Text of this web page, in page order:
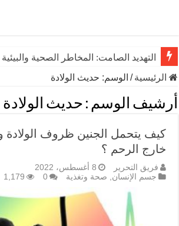
التهديد الصامت: المخاطر الصحية
الرئيسية/ الوسم: حديث الولادة
أرشيف الوسم : حديث الولادة
كيف يتحمل الجنين ظروف الولادة
خارج الرحم ؟
فريق التحرير
8 أغسطس، 2022
جسم الإنسان, صحة وتغذية 0
1,179